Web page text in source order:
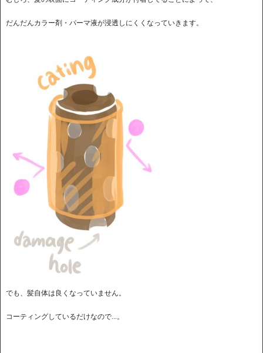
だんだんカラー剤・パーマ液が浸透しにくくなっていきます。
でも、髪自体は良くなっていません。
コーティングしているだけなので...。